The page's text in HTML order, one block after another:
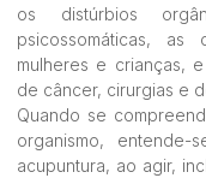
os distúrbios
psicossomáticas, as
mulheres e crianças,
de câncer, cirurgias e
Quando se
organismo,
acupuntura, ao agir,